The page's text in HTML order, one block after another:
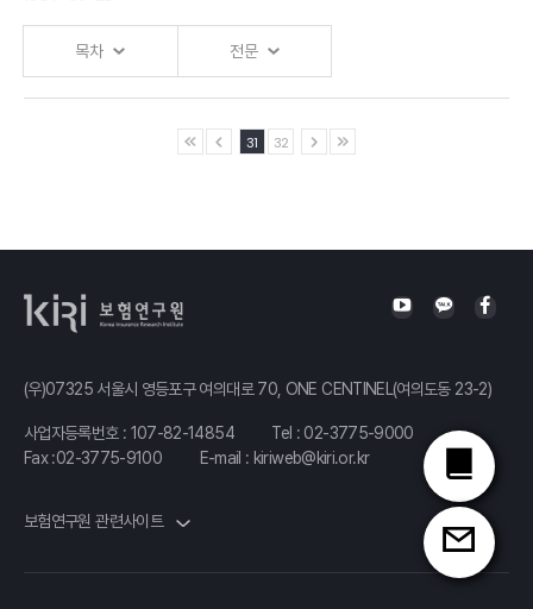
목차 전문
31 32
(우)07325 서울시 영등포구 여의대로 70, ONE CENTINEL(여의도동 23-2)
사업자등록번호 : 107-82-14854 Tel : 02-3775-9000
Fax :02-3775-9100
E-mail : kiriweb@kiri.or.kr
보험연구원 관련사이트